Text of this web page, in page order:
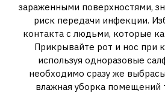
зараженными поверхностями,
риск передачи инфекции.
контакта с людьми, которые
Прикрывайте рот и нос при
используя одноразовые
необходимо сразу же
влажная уборка помещений